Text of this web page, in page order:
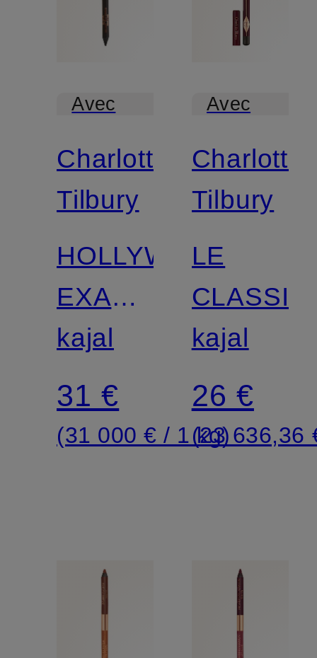
Avec
Charlotte
Tilbury
HOLLYWOOD
EXAGGER
- DUO
EYELINER
kajal
31 €
(31 000 € / 1 kg)
Avec
Charlotte
Tilbury
LE
kajal
26 €
(23 636,36